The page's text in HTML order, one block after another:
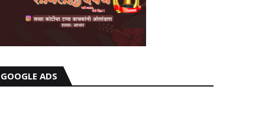
GOOGLE ADS